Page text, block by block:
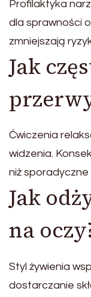
Profilaktyka
dla sprawności
zmniejszają
Jak
Ćwiczenia
widzenia.
niż sporadyczne
Jak
na
Styl żywienia
dostarczanie